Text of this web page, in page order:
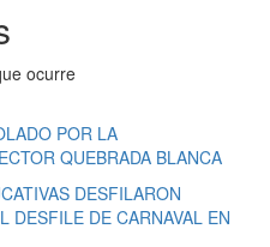
ocurre
POR LA
QUEBRADA BLANCA
DESFILARON
DESFILE DE CARNAVAL EN